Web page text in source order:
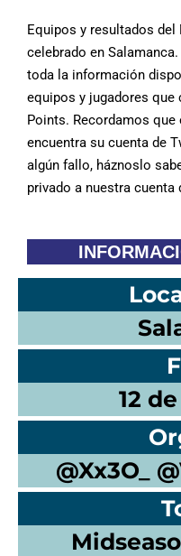
Equipos y resultados
celebrado en
toda la información
equipos y jugadores que
Points. Recordamos que
encuentra su cuenta de
algún fallo, háznoslo
privado a nuestra cuenta
12
@Xx3O_